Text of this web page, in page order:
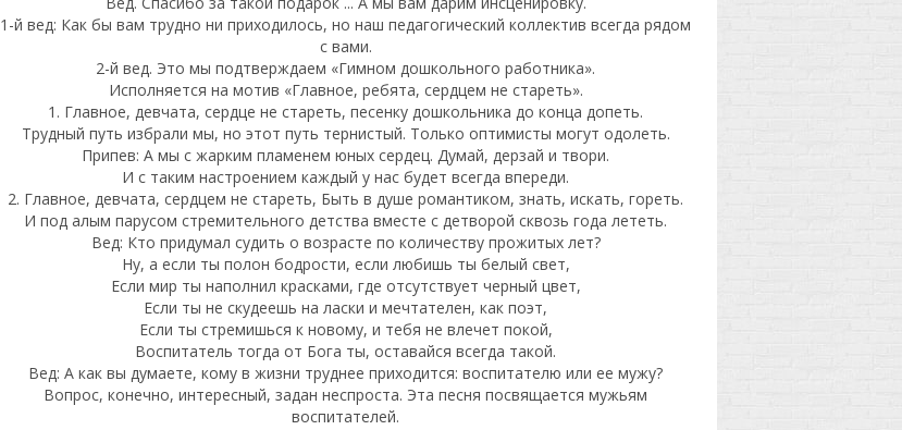
1-й вед: Как бы вам трудно ни приходилось, но наш педагогический коллектив всегда рядом
с вами.
2-й вед. Это мы подтверждаем «Гимном дошкольного работника».
Исполняется на мотив «Главное, ребята, сердцем не стареть».
1. Главное, девчата, сердце не стареть, песенку дошкольника до конца допеть.
Трудный путь избрали мы, но этот путь тернистый. Только оптимисты могут одолеть.
Припев: А мы с жарким пламенем юных сердец. Думай, дерзай и твори.
И с таким настроением каждый у нас будет всегда впереди.
2. Главное, девчата, сердцем не стареть, Быть в душе романтиком, знать, искать, гореть.
И под алым парусом стремительного детства вместе с детворой сквозь года лететь.
Вед: Кто придумал судить о возрасте по количеству прожитых лет?
Ну, а если ты полон бодрости, если любишь ты белый свет,
Если мир ты наполнил красками, где отсутствует черный цвет,
Если ты не скудеешь на ласки и мечтателен, как поэт,
Если ты стремишься к новому, и тебя не влечет покой,
Воспитатель тогда от Бога ты, оставайся всегда такой.
Вед: А как вы думаете, кому в жизни труднее приходится: воспитателю или ее мужу?
Вопрос, конечно, интересный, задан неспроста. Эта песня посвящается мужьям
воспитателей.